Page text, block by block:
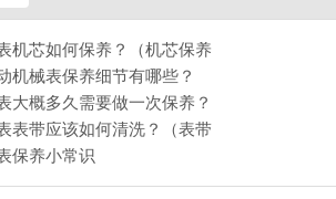
机芯如何保养？（机芯保养
机械表保养细节有哪些？
大概多久需要做一次保养？
表带应该如何清洗？（表带
保养小常识